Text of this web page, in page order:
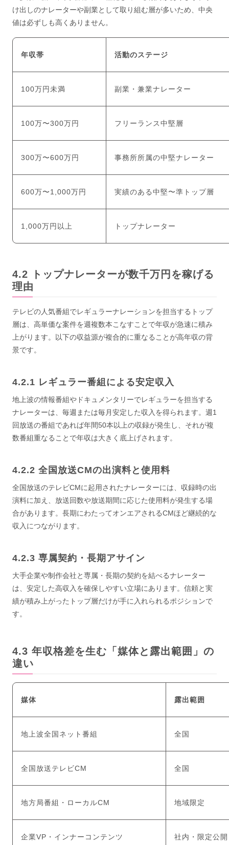
け出しのナレーターや副業として取り組む層が多いため、中央
値は必ずしも高くありません。
年収帯 活動のステージ
100万円未満 副業・兼業ナレーター
100万〜300万円 フリーランス中堅層
300万〜600万円 事務所所属の中堅ナレーター
600万〜1,000万円 実績のある中堅〜準トップ層
1,000万円以上 トップナレーター
トップナレーターが数千万円を稼げる
理由
テレビの人気番組でレギュラーナレーションを担当するトップ
層は、高単価な案件を週複数本こなすことで年収が急速に積み
上がります。以下の収益源が複合的に重なることが高年収の背
景です。
レギュラー番組による安定収入
地上波の情報番組やドキュメンタリーでレギュラーを担当する
ナレーターは、毎週または毎月安定した収入を得られます。週1
回放送の番組であれば年間50本以上の収録が発生し、それが複
数番組重なることで年収は大きく底上げされます。
全国放送CMの出演料と使用料
全国放送のテレビCMに起用されたナレーターには、収録時の出
演料に加え、放送回数や放送期間に応じた使用料が発生する場
合があります。長期にわたってオンエアされるCMほど継続的な
収入につながります。
専属契約・長期アサイン
大手企業や制作会社と専属・長期の契約を結べるナレーター
は、安定した高収入を確保しやすい立場にあります。信頼と実
績が積み上がったトップ層だけが手に入れられるポジションで
す。
年収格差を生む「媒体と露出範囲」の
違い
媒体 露出範囲
地上波全国ネット番組 全国
全国放送テレビCM 全国
地方局番組・ローカルCM 地域限定
企業VP・インナーコンテンツ 社内・限定公開